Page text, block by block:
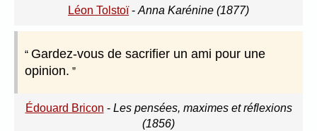
Léon Tolstoï- Anna Karénine (1877)
Gardez-vous de sacrifier un ami pour une
opinion.
Édouard Bricon - Les pensées, maximes et réflexions
(1856)